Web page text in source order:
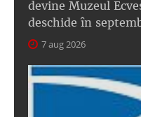
devine Muzeul
deschide în
7 aug 2026